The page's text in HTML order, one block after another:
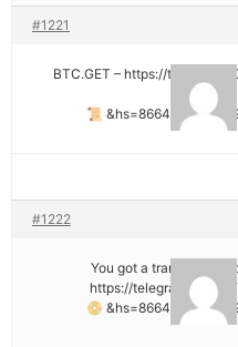
#1221
📜 + 0.75523032 BTC.GET – https://
#1222
📀 You got a transaction
https://telegra.ph/Get-